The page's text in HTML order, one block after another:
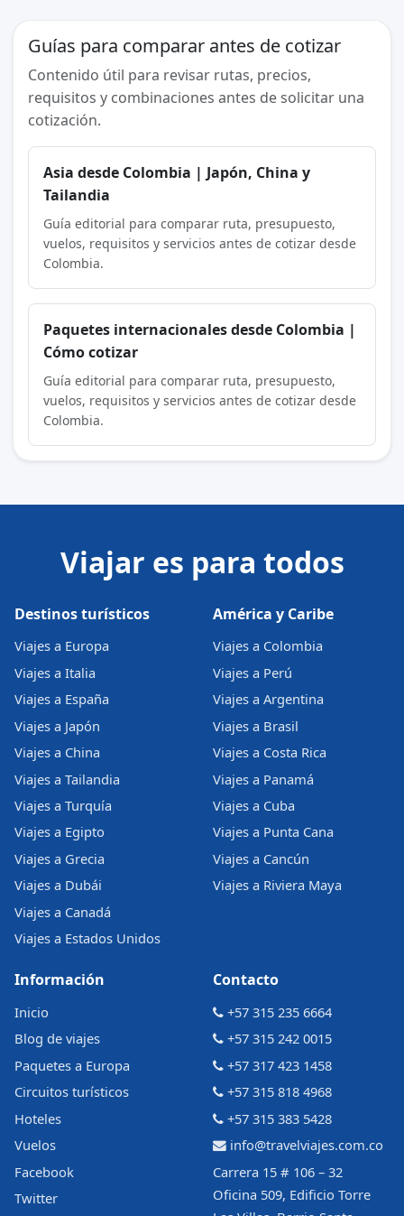
Guías para comparar antes de cotizar
Contenido útil para revisar rutas, precios,
requisitos y combinaciones antes de solicitar una
cotización.
Asia desde Colombia | Japón, China y
Tailandia
Guía editorial para comparar ruta, presupuesto,
vuelos, requisitos y servicios antes de cotizar desde
Colombia.
Paquetes internacionales desde Colombia |
Cómo cotizar
Guía editorial para comparar ruta, presupuesto,
vuelos, requisitos y servicios antes de cotizar desde
Colombia.
Viajar es para todos
Destinos turísticos
Viajes a Europa
Viajes a Italia
Viajes a España
Viajes a Japón
Viajes a China
Viajes a Tailandia
Viajes a Turquía
Viajes a Egipto
Viajes a Grecia
Viajes a Dubái
Viajes a Canadá
Viajes a Estados Unidos
América y Caribe
Viajes a Colombia
Viajes a Perú
Viajes a Argentina
Viajes a Brasil
Viajes a Costa Rica
Viajes a Panamá
Viajes a Cuba
Viajes a Punta Cana
Viajes a Cancún
Viajes a Riviera Maya
Información
Inicio
Blog de viajes
Paquetes a Europa
Circuitos turísticos
Hoteles
Vuelos
Facebook
Twitter
Contacto
+57 315 235 6664
+57 315 242 0015
+57 317 423 1458
+57 315 818 4968
+57 315 383 5428
info@travelviajes.com.co
Carrera 15 # 106 – 32
Oficina 509, Edificio Torre